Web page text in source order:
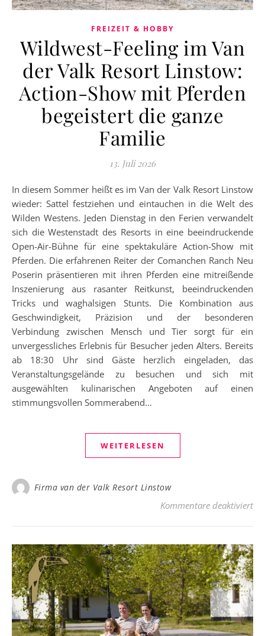
FREIZEIT & HOBBY
Wildwest-Feeling im Van
der Valk Resort Linstow:
Action-Show mit Pferden
begeistert die ganze
Familie
13. Juli 2026
In diesem Sommer heißt es im Van der Valk Resort Linstow
wieder: Sattel festziehen und eintauchen in die Welt des
Wilden Westens. Jeden Dienstag in den Ferien verwandelt
sich die Westenstadt des Resorts in eine beeindruckende
Open-Air-Bühne für eine spektakuläre Action-Show mit
Pferden. Die erfahrenen Reiter der Comanchen Ranch Neu
Poserin präsentieren mit ihren Pferden eine mitreißende
Inszenierung aus rasanter Reitkunst, beeindruckenden
Tricks und waghalsigen Stunts. Die Kombination aus
Geschwindigkeit, Präzision und der besonderen
Verbindung zwischen Mensch und Tier sorgt für ein
unvergessliches Erlebnis für Besucher jeden Alters. Bereits
ab 18:30 Uhr sind Gäste herzlich eingeladen, das
Veranstaltungsgelände zu besuchen und sich mit
ausgewählten kulinarischen Angeboten auf einen
stimmungsvollen Sommerabend…
WEITERLESEN
Firma van der Valk Resort Linstow
Kommentare deaktiviertfür